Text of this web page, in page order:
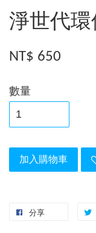
淨世代
NT$ 650
數量
加入購物車
分享